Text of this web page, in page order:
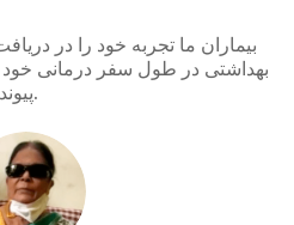
بیماران ما تجربه خود را در
بهداشتی در طول سفر درمانی خود
پیوندی عالی برای آینده ایجاد کنند.